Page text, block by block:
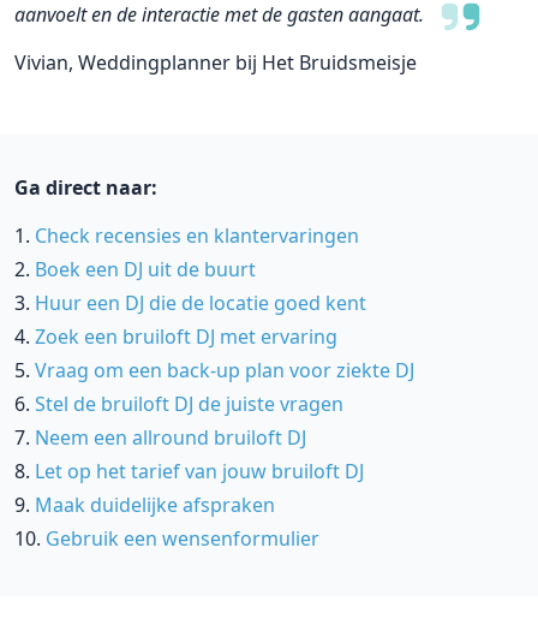
aanvoelt en de interactie met de gasten aangaat.
Vivian, Weddingplanner bij Het Bruidsmeisje
Ga direct naar:
Check recensies en klantervaringen
Boek een DJ uit de buurt
Huur een DJ die de locatie goed kent
Zoek een bruiloft DJ met ervaring
Vraag om een back-up plan voor ziekte DJ
Stel de bruiloft DJ de juiste vragen
Neem een allround bruiloft DJ
Let op het tarief van jouw bruiloft DJ
Maak duidelijke afspraken
Gebruik een wensenformulier